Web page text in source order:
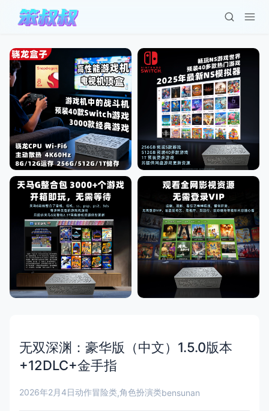
无双深渊：豪华版（中文）1.5.0版本
+12DLC+金手指
2026年2月4日动作冒险类,角色扮演类bensunan